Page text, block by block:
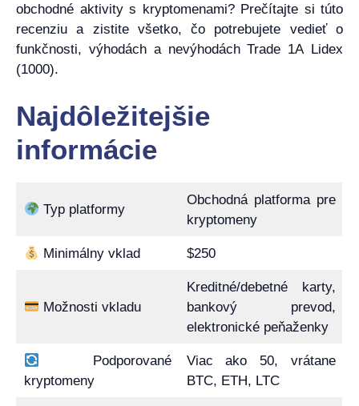
obchodné aktivity s kryptomenami? Prečítajte si túto
recenziu a zistite všetko, čo potrebujete vedieť o
funkčnosti, výhodách a nevýhodách Trade 1A Lidex
(1000).
Najdôležitejšie
informácie
Typ platformy
Obchodná platforma pre
kryptomeny
Minimálny vklad $250
Možnosti vkladu
Kreditné/debetné karty,
bankový prevod,
elektronické peňaženky
Podporované
kryptomeny
Viac ako 50, vrátane
BTC, ETH, LTC